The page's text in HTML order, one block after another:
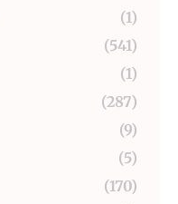
(1)
(541)
(1)
(287)
(9)
(5)
(170)